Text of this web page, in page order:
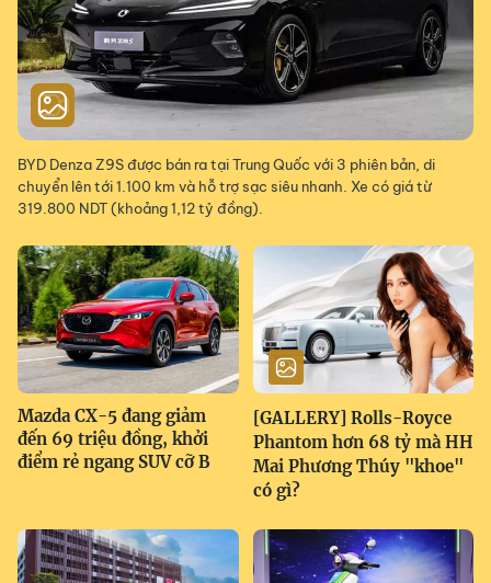
BYD Denza Z9S được bán ra tại Trung Quốc với 3 phiên bản, di
chuyển lên tới 1.100 km và hỗ trợ sạc siêu nhanh. Xe có giá từ
319.800 NDT (khoảng 1,12 tỷ đồng).
Mazda CX-5 đang giảm
đến 69 triệu đồng, khởi
điểm rẻ ngang SUV cỡ B
[GALLERY] Rolls-Royce
Phantom hơn 68 tỷ mà HH
Mai Phương Thúy "khoe"
có gì?